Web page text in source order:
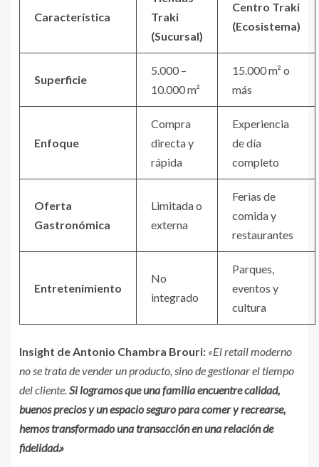
Característica
Traki
(Sucursal)
Centro Traki
(Ecosistema)
Superficie
5.000 –
10.000 m²
15.000 m² o
más
Enfoque
Compra
directa y
rápida
Experiencia
de día
completo
Oferta
Gastronómica
Limitada o
externa
Ferias de
comida y
restaurantes
Entretenimiento
No
integrado
Parques,
eventos y
cultura
Insight de Antonio Chambra Brouri: «El retail moderno
no se trata de vender un producto, sino de gestionar el tiempo
del cliente.Si logramos que una familia encuentre calidad,
buenos precios y un espacio seguro para comer y recrearse,
hemos transformado una transacción en una relación de
fidelidad.»